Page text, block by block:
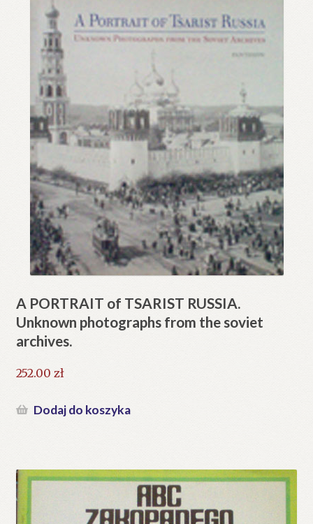
A PORTRAIT of TSARIST RUSSIA.
Unknown photographs from the soviet
archives.
252.00 zł
Dodaj do koszyka